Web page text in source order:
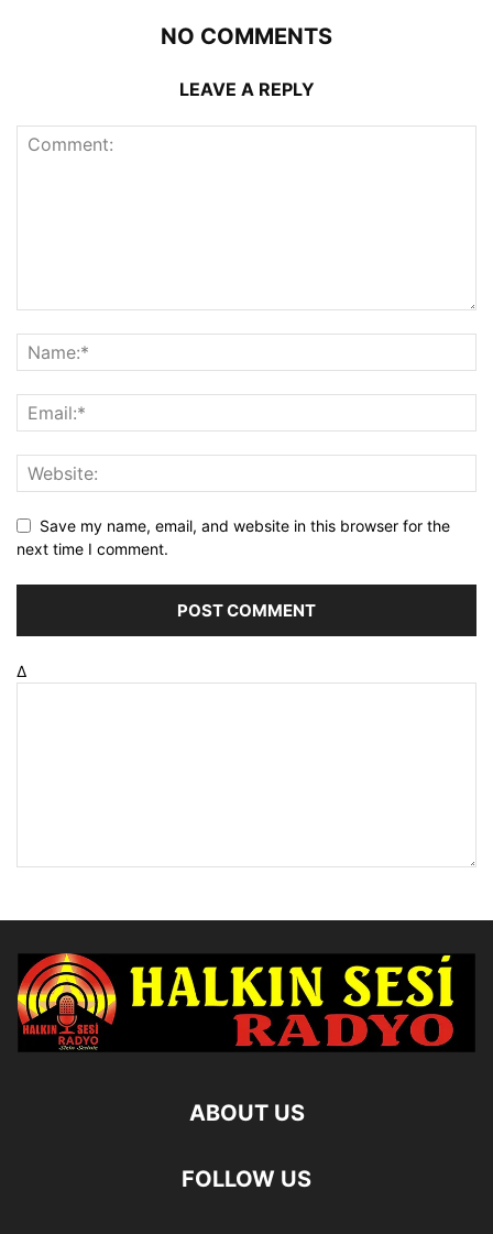
NO COMMENTS
LEAVE A REPLY
Save my name, email, and website in this browser for the
next time I comment.
Δ
ABOUT US
FOLLOW US